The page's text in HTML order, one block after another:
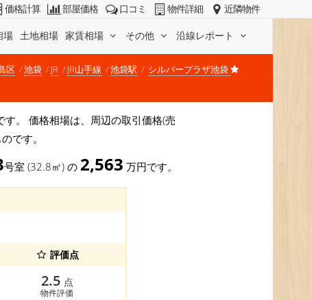
場 土地相場 家賃相場 その他 沿線レポート
価格計算 部屋価格 口コミ 物件詳細 近隣物件
区 池袋 JR JR山手線 池袋駅 シルバープラザ池袋
。 価格相場は、周辺の取引価格(売
です。
号室 (32.8㎡) の 2,563 万円です。
評価点
2.5 点
物件評価